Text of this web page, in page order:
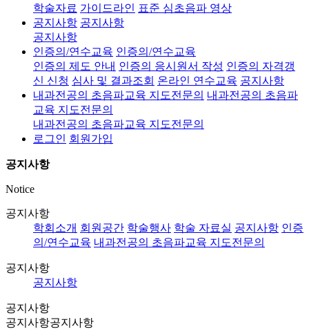
학술자료 가이드라인 표준 심초음파 영상
공지사항 공지사항
공지사항
인증의/연수교육 인증의/연수교육
인증의 제도 안내 인증의 응시원서 작성 인증의 자격갱
신 신청 심사 및 결과조회 온라인 연수교육 공지사항
내과전공의 초음파교육 지도전문의 내과전공의 초음파
교육 지도전문의
내과전공의 초음파교육 지도전문의
로그인 회원가입
공지사항
Notice
공지사항
학회소개 회원공간 학술행사 학술 자료실 공지사항 인증
의/연수교육 내과전공의 초음파교육 지도전문의
공지사항
공지사항
공지사항
공지사항공지사항